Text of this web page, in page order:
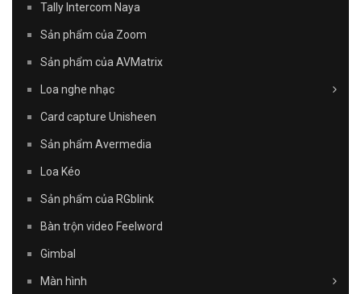
Tally Intercom Naya
Sản phẩm của Zoom
Sản phẩm của AVMatrix
Loa nghe nhạc
Card capture Unisheen
Sản phẩm Avermedia
Loa Kéo
Sản phẩm của RGblink
Bàn trộn video Feelword
Gimbal
Màn hình